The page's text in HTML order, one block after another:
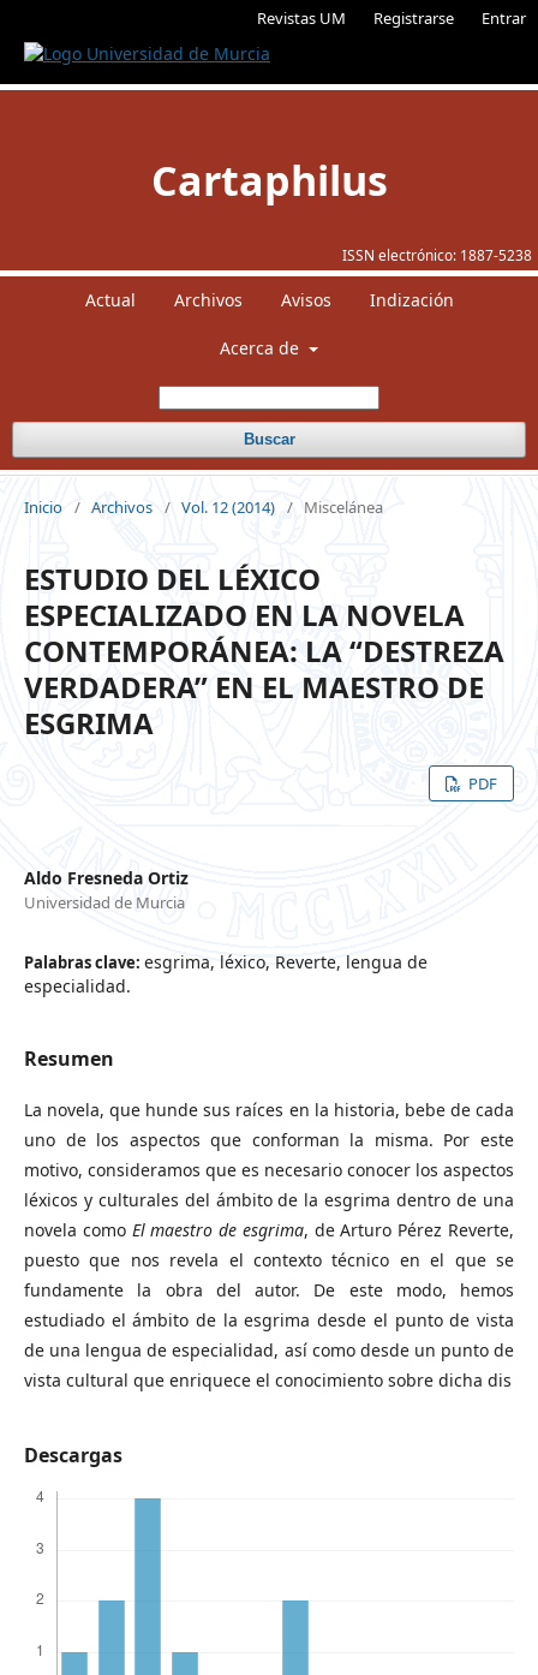
Revistas UM Registrarse Entrar
ISSN electrónico: 1887-5238
Cartaphilus
Actual Archivos Avisos Indización
Acerca de
Buscar
Inicio / Archivos / Vol. 12 (2014) / Miscelánea
ESTUDIO DEL LÉXICO
ESPECIALIZADO EN LA NOVELA
CONTEMPORÁNEA: LA “DESTREZA
VERDADERA” EN EL MAESTRO DE
ESGRIMA
PDF
Aldo Fresneda Ortiz
Universidad de Murcia
Palabras clave: esgrima, léxico, Reverte, lengua de
especialidad.
Resumen
La novela, que hunde sus raíces en la historia, bebe de cada
uno de los aspectos que conforman la misma. Por este
motivo, consideramos que es necesario conocer los aspectos
léxicos y culturales del ámbito de la esgrima dentro de una
novela como El maestro de esgrima, de Arturo Pérez Reverte,
puesto que nos revela el contexto técnico en el que se
fundamente la obra del autor. De este modo, hemos
estudiado el ámbito de la esgrima desde el punto de vista
de una lengua de especialidad, así como desde un punto de
vista cultural que enriquece el conocimiento sobre dicha dis
Descargas